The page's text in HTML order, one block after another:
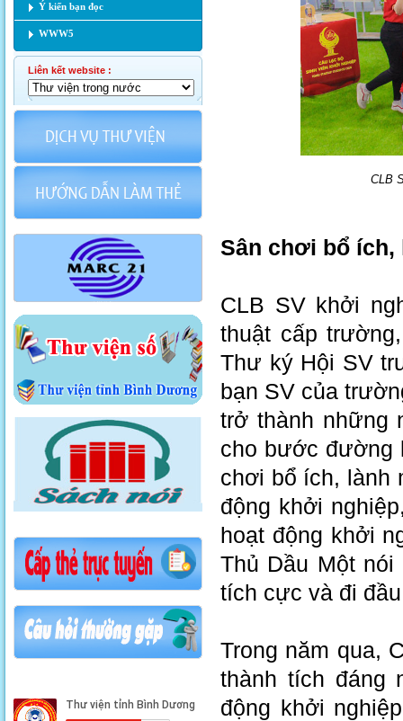
Ý kiến bạn đọc
WWW5
Liên kết website :
CLB
Sân chơi bổ ích,
CLB SV khởi
thuật cấp
Thư ký Hội SV
bạn SV của
trở thành những
cho bước đường
chơi bổ ích, lành
động khởi
hoạt động khởi
Thủ Dầu Một
tích cực và đi
Trong năm qua,
thành tích đáng
động khởi